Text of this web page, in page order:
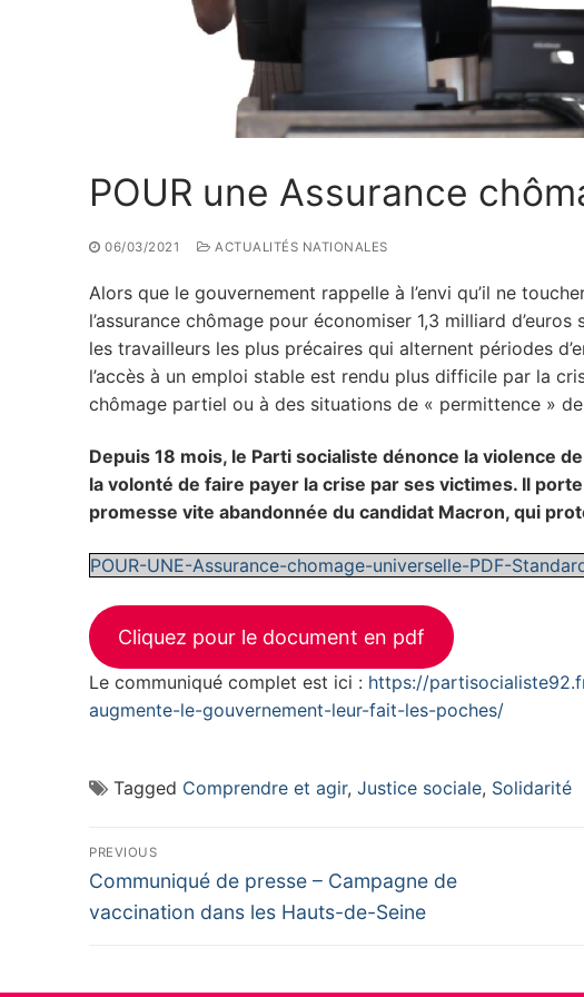
POUR une Assurance
06/03/2021 ACTUALITÉS NATIONALES
Alors que le gouvernement rappelle à l’envi qu’il ne
l’assurance chômage pour économiser 1,3 milliard
les travailleurs les plus précaires qui alternent périodes
l’accès à un emploi stable est rendu plus difficile par la
chômage partiel ou à des situations de « permittence » de
Depuis 18 mois, le Parti socialiste dénonce la violence
la volonté de faire payer la crise par ses victimes. Il
promesse vite abandonnée du candidat Macron, qui
POUR-UNE-Assurance-chomage-universelle-PDF-
Cliquez pour le document en pdf
Le communiqué complet est ici : https://
augmente-le-gouvernement-leur-fait-les-poches/
Tagged Comprendre et agir, Justice sociale, Solidarité
Navigation
de
PREVIOUS
Previous
post:
Communiqué de presse – Campagne de
vaccination dans les Hauts-de-Seine